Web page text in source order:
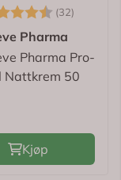
(32)
Pharma
Pharma Pro-
Nattkrem 50
Kjøp